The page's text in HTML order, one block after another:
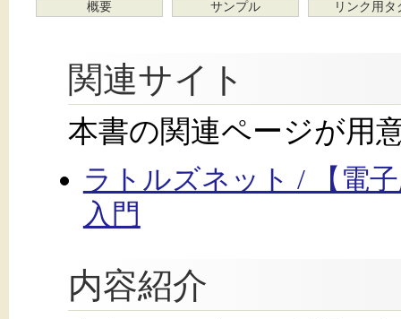
概要 サンプル リンク用タ
関連サイト
本書の関連ページが用
ラトルズネット / 【電
入門
内容紹介